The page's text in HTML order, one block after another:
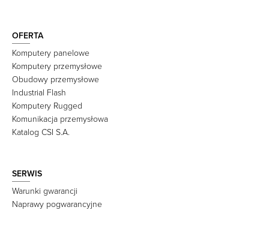
OFERTA
Komputery panelowe
Komputery przemysłowe
Obudowy przemysłowe
Industrial Flash
Komputery Rugged
Komunikacja przemysłowa
Katalog CSI S.A.
SERWIS
Warunki gwarancji
Naprawy pogwarancyjne